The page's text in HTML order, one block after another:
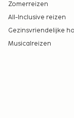
Zomerreizen
All-Inclusive reizen
Gezinsvriendelijke
Musicalreizen